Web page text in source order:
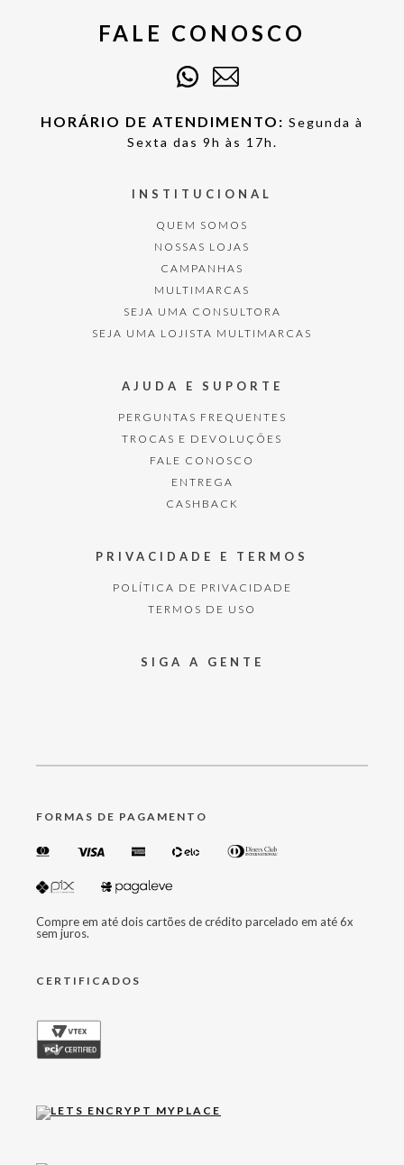
FALE CONOSCO
HORÁRIO DE ATENDIMENTO: Segunda à
Sexta das 9h às 17h.
INSTITUCIONAL
QUEM SOMOS
NOSSAS LOJAS
CAMPANHAS
MULTIMARCAS
SEJA UMA CONSULTORA
SEJA UMA LOJISTA MULTIMARCAS
AJUDA E SUPORTE
PERGUNTAS FREQUENTES
TROCAS E DEVOLUÇÕES
FALE CONOSCO
ENTREGA
CASHBACK
PRIVACIDADE E TERMOS
POLÍTICA DE PRIVACIDADE
TERMOS DE USO
SIGA A GENTE
FORMAS DE PAGAMENTO
Compre em até dois cartões de crédito parcelado em até 6x
sem juros.
CERTIFICADOS